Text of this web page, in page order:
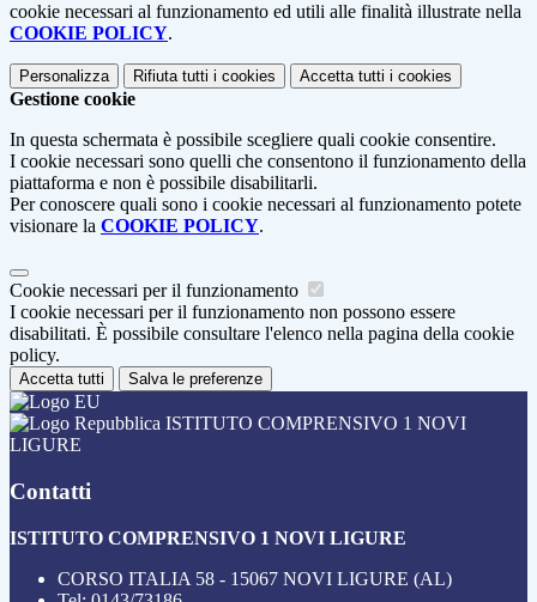
cookie necessari al funzionamento ed utili alle finalità illustrate nella
COOKIE POLICY.
Personalizza Rifiuta tutti i cookies Accetta tutti i cookies
Gestione cookie
In questa schermata è possibile scegliere quali cookie consentire.
I cookie necessari sono quelli che consentono il funzionamento della
piattaforma e non è possibile disabilitarli.
Per conoscere quali sono i cookie necessari al funzionamento potete
visionare la COOKIE POLICY.
Cookie necessari per il funzionamento
I cookie necessari per il funzionamento non possono essere
disabilitati. È possibile consultare l'elenco nella pagina della cookie
policy.
Accetta tutti Salva le preferenze
ISTITUTO COMPRENSIVO 1 NOVI
LIGURE
Contatti
ISTITUTO COMPRENSIVO 1 NOVI LIGURE
CORSO ITALIA 58 - 15067 NOVI LIGURE (AL)